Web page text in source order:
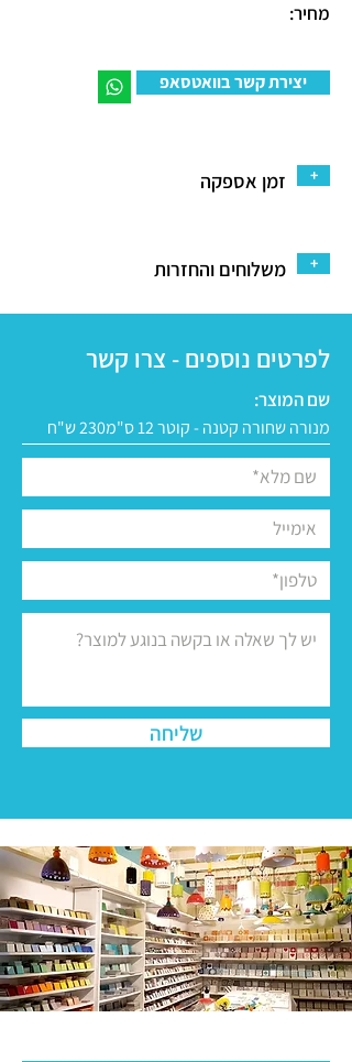
מחיר:
יצירת קשר בוואטסאפ
זמן אספקה +
משלוחים והחזרות +
לפרטים נוספים - צרו קשר
שם המוצר:
שליחה